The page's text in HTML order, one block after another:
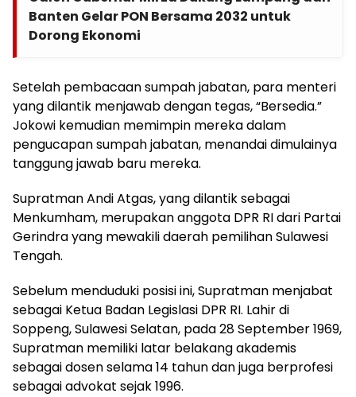
Banten Gelar PON Bersama 2032 untuk
Dorong Ekonomi
Setelah pembacaan sumpah jabatan, para menteri
yang dilantik menjawab dengan tegas, “Bersedia.”
Jokowi kemudian memimpin mereka dalam
pengucapan sumpah jabatan, menandai dimulainya
tanggung jawab baru mereka.
Supratman Andi Atgas, yang dilantik sebagai
Menkumham, merupakan anggota DPR RI dari Partai
Gerindra yang mewakili daerah pemilihan Sulawesi
Tengah.
Sebelum menduduki posisi ini, Supratman menjabat
sebagai Ketua Badan Legislasi DPR RI. Lahir di
Soppeng, Sulawesi Selatan, pada 28 September 1969,
Supratman memiliki latar belakang akademis
sebagai dosen selama 14 tahun dan juga berprofesi
sebagai advokat sejak 1996.